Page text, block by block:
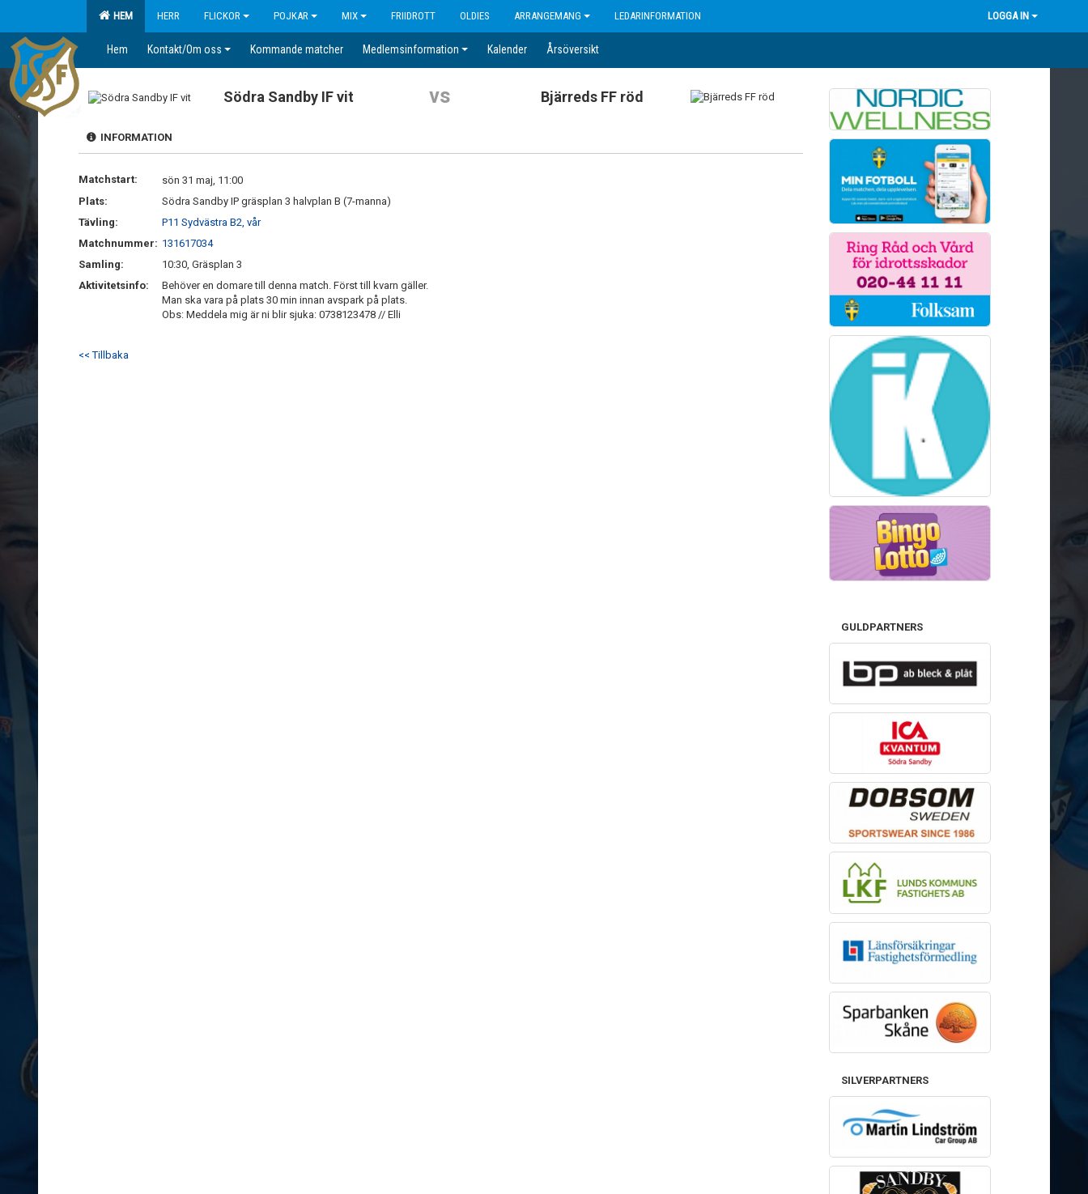
HEM HERR FLICKOR POJKAR MIX FRIIDROTT OLDIES ARRANGEMANG LEDARINFORMATION LOGGA IN
Hem Kontakt/Om oss Kommande matcher Medlemsinformation Kalender Årsöversikt
Södra Sandby IF vit vs Bjärreds FF röd
INFORMATION
Matchstart:
sön 31 maj, 11:00
Plats:
Södra Sandby IP gräsplan 3 halvplan B (7-manna)
Tävling:
P11 Sydvästra B2, vår
Matchnummer: 131617034
Samling:
10:30, Gräsplan 3
Aktivitetsinfo:
Behöver en domare till denna match. Först till kvarn gäller.
Man ska vara på plats 30 min innan avspark på plats.
Obs: Meddela mig är ni blir sjuka: 0738123478 // Elli
<< Tillbaka
GULDPARTNERS
SILVERPARTNERS